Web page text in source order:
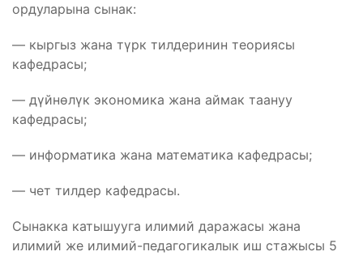
ордуларына сынак:
— кыргыз жана түрк тилдеринин теориясы
кафедрасы;
— дүйнөлүк экономика жана аймак таануу
кафедрасы;
— информатика жана математика кафедрасы;
— чет тилдер кафедрасы.
Сынакка катышууга илимий даражасы жана
илимий же илимий-педагогикалык иш стажысы 5